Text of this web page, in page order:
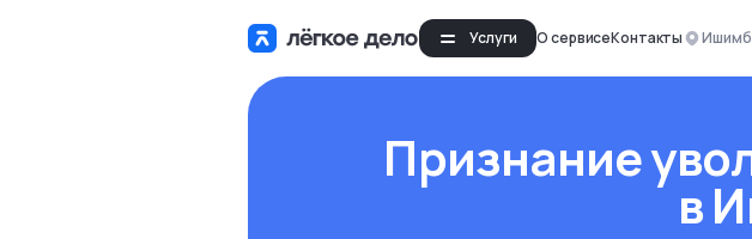
Услуги О сервисеКонтакты
Признание
в